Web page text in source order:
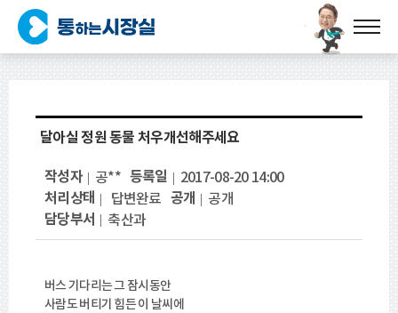
달아실 정원 동물 처우개선해주세요
작성자 공** 등록일 2017-08-20 14:00
처리상태 답변완료 공개 공개
담당부서 축산과
버스 기다리는 그 잠시동안
사람도 버티기 힘든 이 날씨에